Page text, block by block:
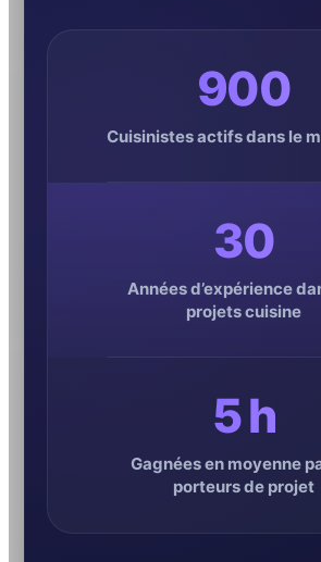
900
Cuisinistes actifs dans le
30
Années d’expérience
projets cuisine
5 h
Gagnées en moyenne
porteurs de projet